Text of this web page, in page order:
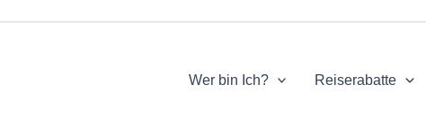
Wer bin Ich? Reiserabatte